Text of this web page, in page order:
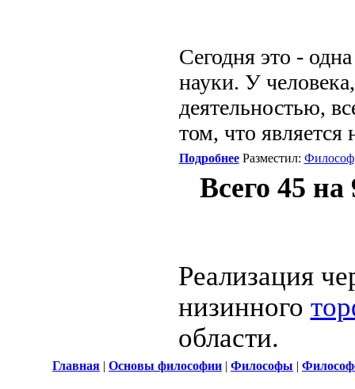
Сегодня это -
науки. У
деятельностью,
том, что
ПодробнееРазместил: Философ
Всего 45
Реализация
низинного
области.
Главная | Основы философии | Философы |